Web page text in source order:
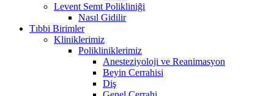
Levent Semt Polikliniği
Nasıl Gidilir
Tıbbi Birimler
Kliniklerimiz
Polikliniklerimiz
Anesteziyoloji ve Reanimasyon
Beyin Cerrahisi
Diş